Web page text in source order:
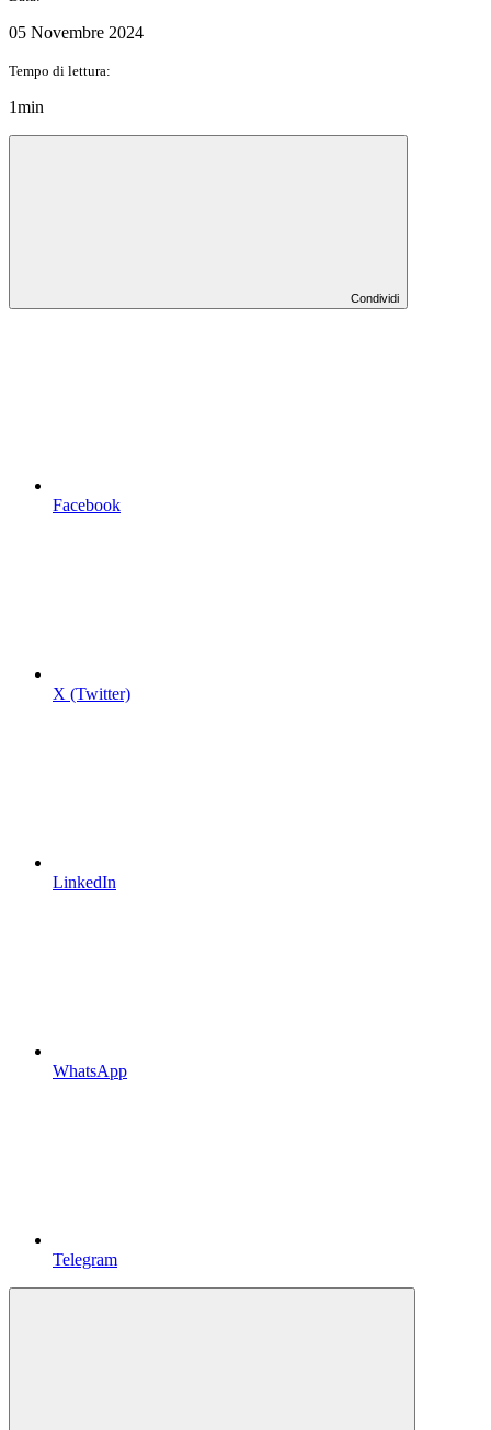
05 Novembre 2024
Tempo di lettura:
1min
Condividi
Facebook
X (Twitter)
LinkedIn
WhatsApp
Telegram